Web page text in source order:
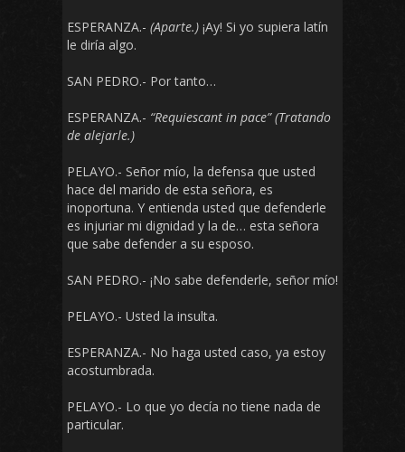
ESPERANZA.- (Aparte.) ¡Ay! Si yo supiera latín
le diría algo.
SAN PEDRO.- Por tanto…
ESPERANZA.- “Requiescant in pace” (Tratando
de alejarle.)
PELAYO.- Señor mío, la defensa que usted
hace del marido de esta señora, es
inoportuna. Y entienda usted que defenderle
es injuriar mi dignidad y la de… esta señora
que sabe defender a su esposo.
SAN PEDRO.- ¡No sabe defenderle, señor mío!
PELAYO.- Usted la insulta.
ESPERANZA.- No haga usted caso, ya estoy
acostumbrada.
PELAYO.- Lo que yo decía no tiene nada de
particular.